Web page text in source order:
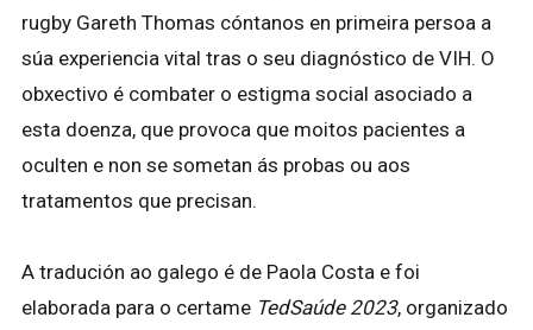
rugby Gareth Thomas cóntanos en primeira persoa a
súa experiencia vital tras o seu diagnóstico de VIH. O
obxectivo é combater o estigma social asociado a
esta doenza, que provoca que moitos pacientes a
oculten e non se sometan ás probas ou aos
tratamentos que precisan.
A tradución ao galego é de Paola Costa e foi
elaborada para o certame TedSaúde 2023, organizado